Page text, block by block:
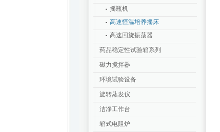
摇瓶机
高速恒温培养摇床
高速回旋振荡器
药品稳定性试验箱系列
磁力搅拌器
环境试验设备
旋转蒸发仪
洁净工作台
箱式电阻炉